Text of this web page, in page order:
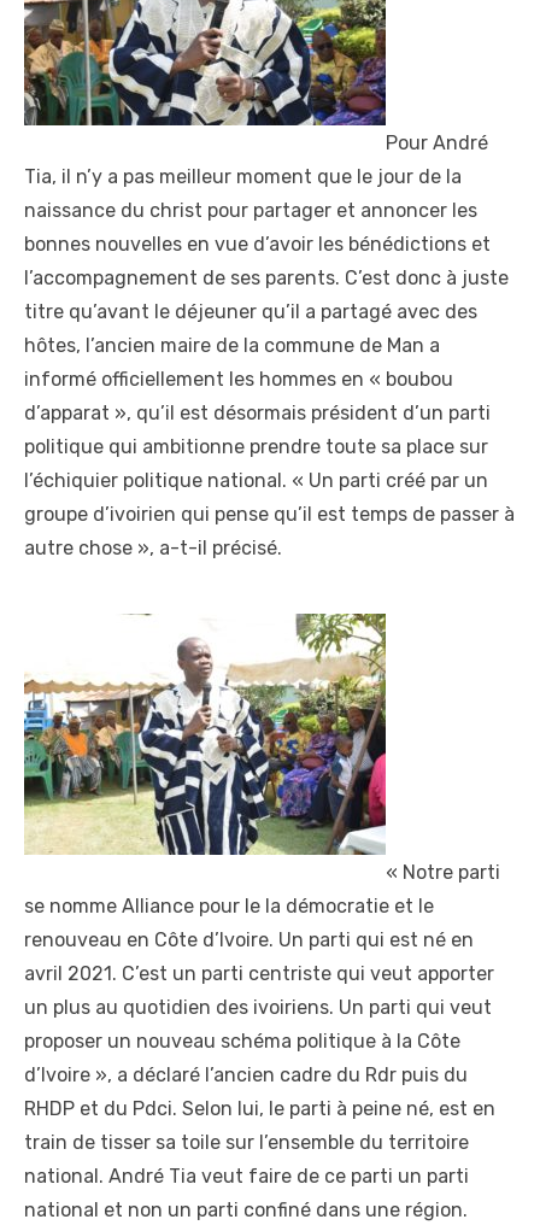
Pour André
Tia, il n’y a pas meilleur moment que le jour de la
naissance du christ pour partager et annoncer les
bonnes nouvelles en vue d’avoir les bénédictions et
l’accompagnement de ses parents. C’est donc à juste
titre qu’avant le déjeuner qu’il a partagé avec des
hôtes, l’ancien maire de la commune de Man a
informé officiellement les hommes en « boubou
d’apparat », qu’il est désormais président d’un parti
politique qui ambitionne prendre toute sa place sur
l’échiquier politique national. « Un parti créé par un
groupe d’ivoirien qui pense qu’il est temps de passer à
autre chose », a-t-il précisé.
« Notre parti
se nomme Alliance pour le la démocratie et le
renouveau en Côte d’Ivoire. Un parti qui est né en
avril 2021. C’est un parti centriste qui veut apporter
un plus au quotidien des ivoiriens. Un parti qui veut
proposer un nouveau schéma politique à la Côte
d’Ivoire », a déclaré l’ancien cadre du Rdr puis du
RHDP et du Pdci. Selon lui, le parti à peine né, est en
train de tisser sa toile sur l’ensemble du territoire
national. André Tia veut faire de ce parti un parti
national et non un parti confiné dans une région.